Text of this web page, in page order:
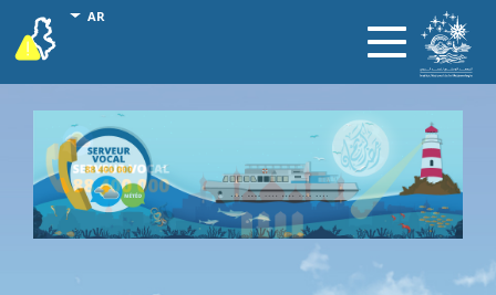
تجاوز
المحتوى
Toggle
navigation
AR
actions
vigilance